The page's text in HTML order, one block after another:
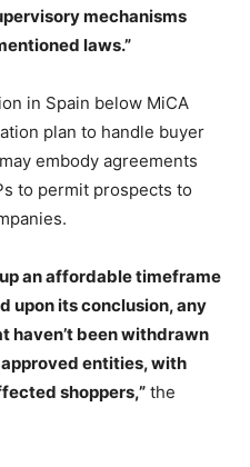
mechanisms
laws.”
in Spain below MiCA
plan to handle buyer
embody agreements
to permit prospects to
an affordable timeframe
upon its conclusion, any
haven’t been withdrawn
entities, with
shoppers,” the